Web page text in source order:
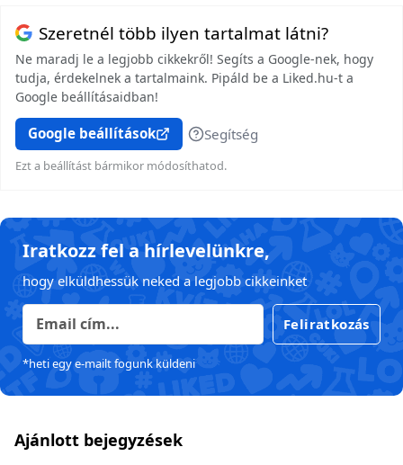
Szeretnél több ilyen tartalmat látni?
Ne maradj le a legjobb cikkekről! Segíts a Google-nek, hogy
tudja, érdekelnek a tartalmaink. Pipáld be a Liked.hu-t a
Google beállításaidban!
Google beállítások Segítség
Ezt a beállítást bármikor módosíthatod.
Iratkozz fel a hírlevelünkre,
hogy elküldhessük neked a legjobb cikkeinket
Feliratkozás
*heti egy e-mailt fogunk küldeni
Ajánlott bejegyzések